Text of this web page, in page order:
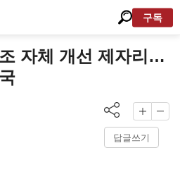
구독
자체 개선 제자리…
답글쓰기